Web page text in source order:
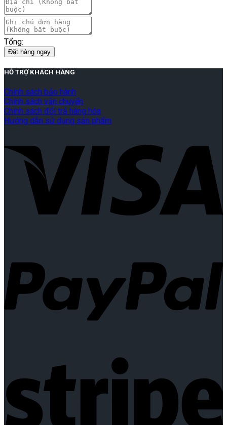
Tổng:
Đặt hàng ngay
HỖ TRỢ KHÁCH HÀNG
Chính sách bảo hành
Chính sách vận chuyển
Chính sách đổi trả hàng hóa
Hướng dẫn sử dụng sản phẩm